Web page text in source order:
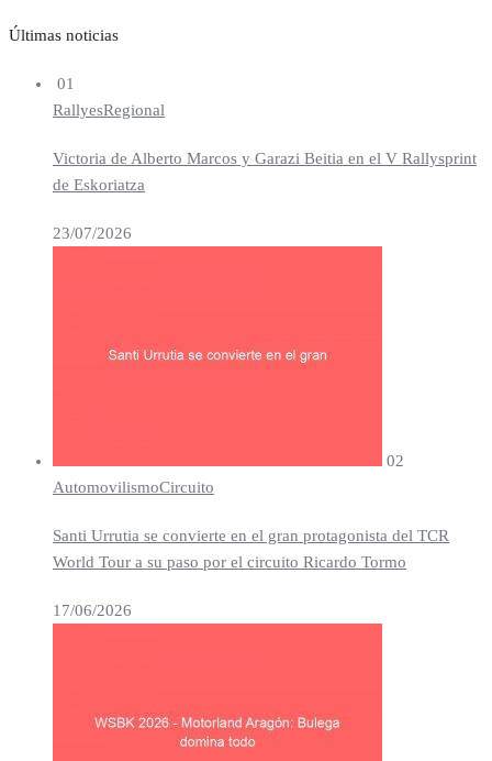
Últimas noticias
01
RallyesRegional
Victoria de Alberto Marcos y Garazi Beitia en el V Rallysprint
de Eskoriatza
23/07/2026
02
AutomovilismoCircuito
Santi Urrutia se convierte en el gran protagonista del TCR
World Tour a su paso por el circuito Ricardo Tormo
17/06/2026